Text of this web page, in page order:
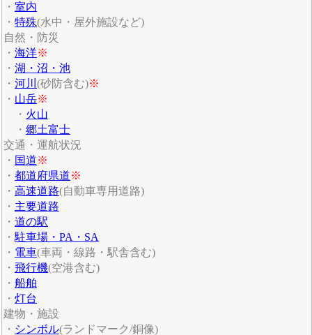
・ 室内
・ 特殊(水中・屋外施設など)
自然・防災
・ 海洋※
・ 湖・沼・池
・ 河川 (砂防含む)※
・ 山岳※
・ 火山
・ 郷土富士
交通・運航状況
・ 国道※
・ 都道府県道※
・ 高速道路(自動車専用道路)
・ 主要道路
・ 道の駅
・駐車場・PA・SA
・ 電車(車両・線路・駅舎含む)
・ 飛行機(空港含む)
・ 船舶
・ 灯台
建物・施設
・ シンボル(ランドマーク/銅像)